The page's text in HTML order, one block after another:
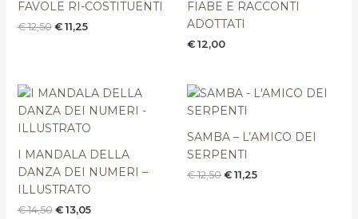
FAVOLE RI-COSTITUENTI
€12,50
€ 12,50.
€11,25
€ 11,25.
FIABE E RACCONTI
ADOTTATI
€ 12,00
I MANDALA DELLA
DANZA DEI NUMERI –
ILLUSTRATO
€14,50
Il
originale
era:
€13,05
Il
attuale
è:
SAMBA – L’AMICO DEI
SERPENTI
€12,50
Il
originale
€ 12,50.
€ 11,25
Il
€ 11,25.